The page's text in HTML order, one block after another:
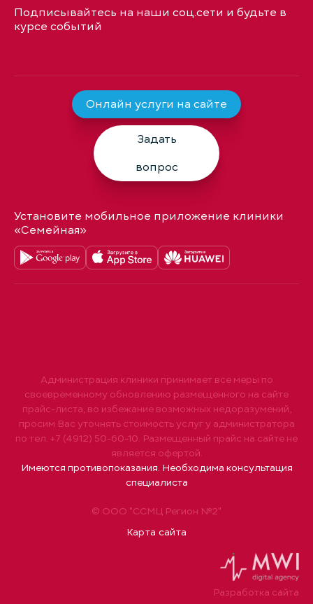
Подписывайтесь на наши соц.сети и будьте в
курсе событий
Онлайн услуги на сайте
Задать
вопрос
Установите мобильное приложение клиники
«Семейная»
© ООО "ССМЦ Регион №2"
Карта сайта
Администрация клиники принимает все меры по
своевременному обновлению размещенного на сайте
прайс-листа, во избежание возможных недоразумений,
просим Вас уточнять стоимость услуг у администратора
по тел. +7 (4912) 50-60-10. Размещенный прайс на сайте не
является офертой.
Имеются противопоказания. Необходима консультация
специалиста
Разработка сайта